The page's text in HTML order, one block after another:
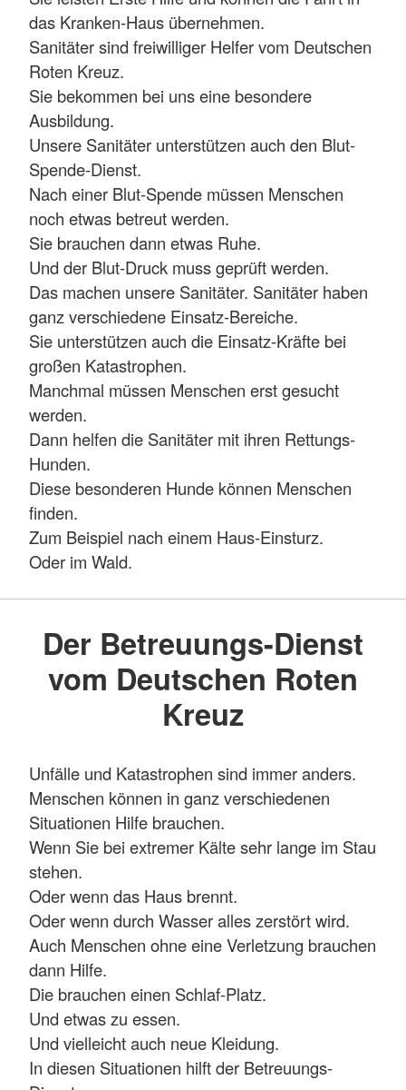
das Kranken-Haus übernehmen.
Sanitäter sind freiwilliger Helfer vom Deutschen
Roten Kreuz.
Sie bekommen bei uns eine besondere
Ausbildung.
Unsere Sanitäter unterstützen auch den Blut-
Spende-Dienst.
Nach einer Blut-Spende müssen Menschen
noch etwas betreut werden.
Sie brauchen dann etwas Ruhe.
Und der Blut-Druck muss geprüft werden.
Das machen unsere Sanitäter. Sanitäter haben
ganz verschiedene Einsatz-Bereiche.
Sie unterstützen auch die Einsatz-Kräfte bei
großen Katastrophen.
Manchmal müssen Menschen erst gesucht
werden.
Dann helfen die Sanitäter mit ihren Rettungs-
Hunden.
Diese besonderen Hunde können Menschen
finden.
Zum Beispiel nach einem Haus-Einsturz.
Oder im Wald.
Der Betreuungs-Dienst
vom Deutschen Roten
Kreuz
Unfälle und Katastrophen sind immer anders.
Menschen können in ganz verschiedenen
Situationen Hilfe brauchen.
Wenn Sie bei extremer Kälte sehr lange im Stau
stehen.
Oder wenn das Haus brennt.
Oder wenn durch Wasser alles zerstört wird.
Auch Menschen ohne eine Verletzung brauchen
dann Hilfe.
Die brauchen einen Schlaf-Platz.
Und etwas zu essen.
Und vielleicht auch neue Kleidung.
In diesen Situationen hilft der Betreuungs-